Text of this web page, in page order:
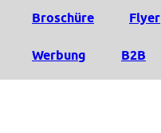
Broschüre Flyer
Werbung B2B